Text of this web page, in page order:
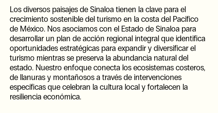
Los diversos paisajes de Sinaloa tienen la clave para el
crecimiento sostenible del turismo en la costa del Pacífico
de México. Nos asociamos con el Estado de Sinaloa para
desarrollar un plan de acción regional integral que identifica
oportunidades estratégicas para expandir y diversificar el
turismo mientras se preserva la abundancia natural del
estado. Nuestro enfoque conecta los ecosistemas costeros,
de llanuras y montañosos a través de intervenciones
específicas que celebran la cultura local y fortalecen la
resiliencia económica.